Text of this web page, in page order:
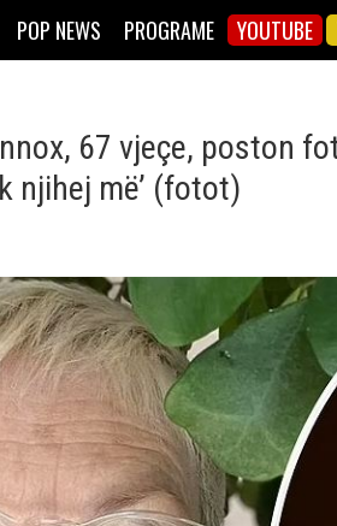
POP NEWS PROGRAME YOUTUBE
67 vjeçe, poston
njihej më’ (fotot)